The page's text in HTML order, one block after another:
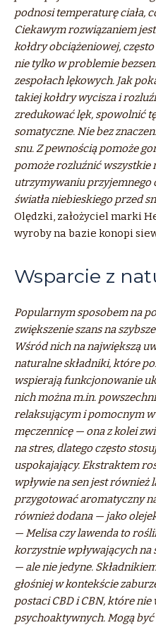
podnosi temperaturę ciała,
Ciekawym rozwiązaniem
kołdry obciążeniowej,
nie tylko w problemie
zespołach lękowych. Jak
takiej kołdry wycisza i
zredukować lęk, spowolnić
somatyczne. Nie bez
snu. Z pewnością pomoże
pomoże rozluźnić wszystkie
utrzymywaniu przyjemnego
światła niebieskiego przed
Olędzki, założyciel marki
wyroby na bazie konopi
Wsparcie z
Popularnym sposobem na
zwiększenie szans na
Wśród nich na największą
naturalne składniki, które
wspierają funkcjonowanie
nich można m.in.
relaksującym i pomocnym w
męczennicę — ona z kolei
na stres, dlatego często
uspokajający. Ekstraktem
wpływie na sen jest również
przygotować aromatyczny
również dodana — jako
— Melisa czy lawenda to
korzystnie wpływających na
— ale nie jedyne.
głośniej w kontekście
postaci CBD i CBN, które
psychoaktywnych. Mogą